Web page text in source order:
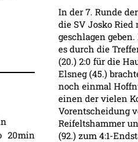
20min
In der 7. Runde
die SV Josko Ried
geschlagen
es durch die
(20.) 2:0 für die
Elsneg (45.)
noch einmal
einen der vielen
Vorentscheidung
Reifeltshammer
(92.) zum 4:1-